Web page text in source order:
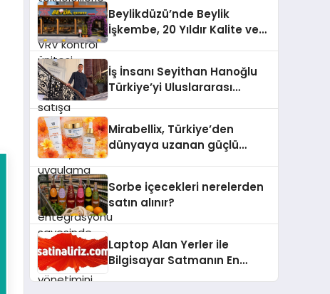
daha kolay, konforlu ve
verimli hale getiriyor. Enerji
verimliliğini artırırken
modern yaşam alanlarında
teknolojiyi estetik ile bulu
Holding Industrial City”
Projesini Hayata Geçirecek
Beylikdüzü’nde Beylik
İşkembe, 20 Yıldır Kalite ve
İş İnsanı Seyithan Hanoğlu
Türkiye’yi Uluslararası
Mirabellix, Türkiye’den
dünyaya uzanan güçlü
Sorbe içecekleri nerelerden
satın alınır?
Laptop Alan Yerler ile
Bilgisayar Satmanın En